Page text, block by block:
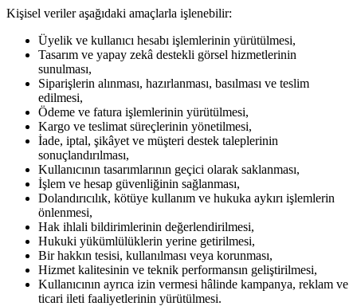
Kişisel veriler aşağıdaki amaçlarla işlenebilir:
Üyelik ve kullanıcı hesabı işlemlerinin yürütülmesi,
Tasarım ve yapay zekâ destekli görsel hizmetlerinin
sunulması,
Siparişlerin alınması, hazırlanması, basılması ve teslim
edilmesi,
Ödeme ve fatura işlemlerinin yürütülmesi,
Kargo ve teslimat süreçlerinin yönetilmesi,
İade, iptal, şikâyet ve müşteri destek taleplerinin
sonuçlandırılması,
Kullanıcının tasarımlarının geçici olarak saklanması,
İşlem ve hesap güvenliğinin sağlanması,
Dolandırıcılık, kötüye kullanım ve hukuka aykırı işlemlerin
önlenmesi,
Hak ihlali bildirimlerinin değerlendirilmesi,
Hukuki yükümlülüklerin yerine getirilmesi,
Bir hakkın tesisi, kullanılması veya korunması,
Hizmet kalitesinin ve teknik performansın geliştirilmesi,
Kullanıcının ayrıca izin vermesi hâlinde kampanya, reklam ve
ticari ileti faaliyetlerinin yürütülmesi.